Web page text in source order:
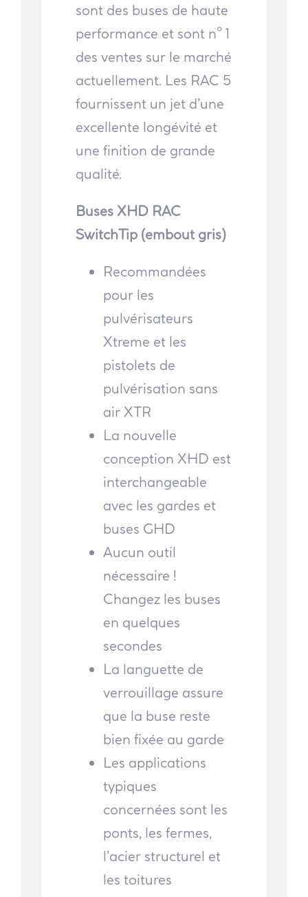
sont des buses de haute
performance et sont n° 1
des ventes sur le marché
actuellement. Les RAC 5
fournissent un jet d’une
excellente longévité et
une finition de grande
qualité.
Buses XHD RAC
SwitchTip (embout gris)
Recommandées
pour les
pulvérisateurs
Xtreme et les
pistolets de
pulvérisation sans
air XTR
La nouvelle
conception XHD est
interchangeable
avec les gardes et
buses GHD
Aucun outil
nécessaire !
Changez les buses
en quelques
secondes
La languette de
verrouillage assure
que la buse reste
bien fixée au garde
Les applications
typiques
concernées sont les
ponts, les fermes,
l’acier structurel et
les toitures